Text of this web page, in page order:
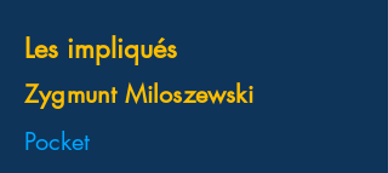
Les impliqués
Zygmunt Miloszewski
Pocket